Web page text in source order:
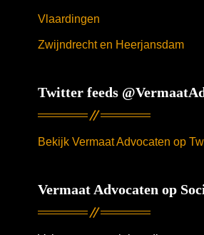
Vlaardingen
Zwijndrecht en Heerjansdam
Twitter feeds
Bekijk Vermaat Advocaten op
Vermaat Advocaten op